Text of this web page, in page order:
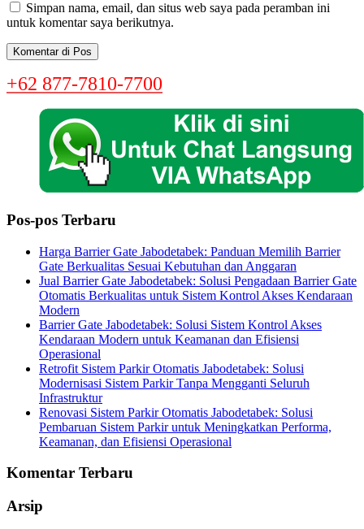
Simpan nama, email, dan situs web saya pada peramban ini
untuk komentar saya berikutnya.
+62 877-7810-7700
Pos-pos Terbaru
Harga Barrier Gate Jabodetabek: Panduan Memilih Barrier
Gate Berkualitas Sesuai Kebutuhan dan Anggaran
Jual Barrier Gate Jabodetabek: Solusi Pengadaan Barrier Gate
Otomatis Berkualitas untuk Sistem Kontrol Akses Kendaraan
Modern
Barrier Gate Jabodetabek: Solusi Sistem Kontrol Akses
Kendaraan Modern untuk Keamanan dan Efisiensi
Operasional
Retrofit Sistem Parkir Otomatis Jabodetabek: Solusi
Modernisasi Sistem Parkir Tanpa Mengganti Seluruh
Infrastruktur
Renovasi Sistem Parkir Otomatis Jabodetabek: Solusi
Pembaruan Sistem Parkir untuk Meningkatkan Performa,
Keamanan, dan Efisiensi Operasional
Komentar Terbaru
Arsip